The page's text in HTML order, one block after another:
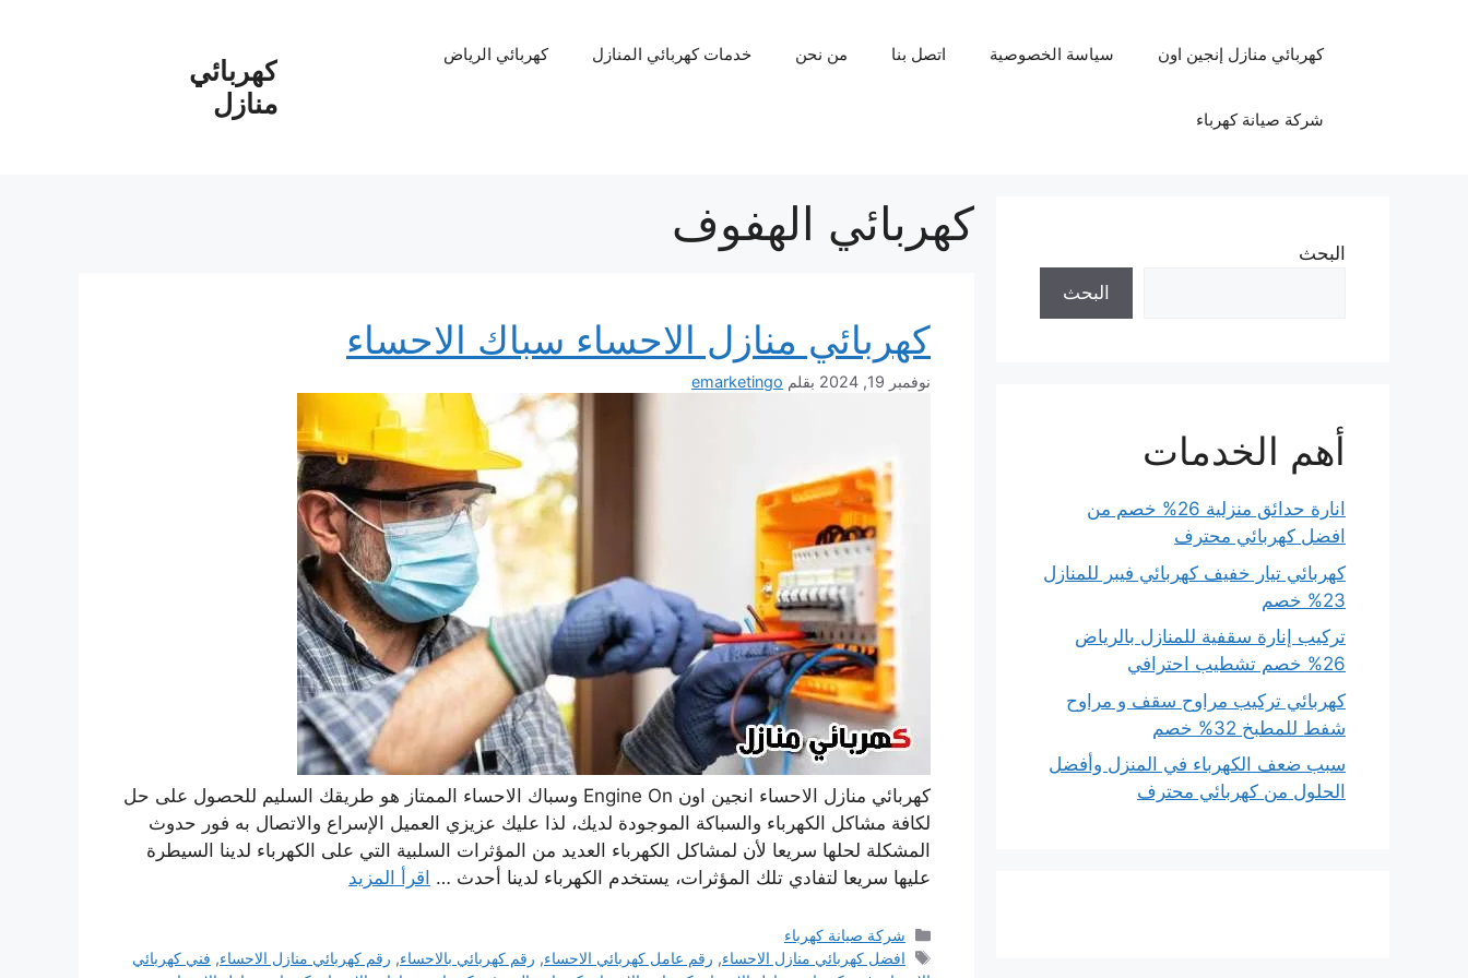
كهربائي
منازل
كهربائي منازل إنجين اون سياسة الخصوصية اتصل بنا من نحن خدمات كهربائي المنازل كهربائي الرياض
شركة صيانة كهرباء
كهربائي الهفوف
كهربائي منازل الاحساء سباك الاحساء
نوفمبر 19, 2024 بقلم emarketingo
كهربائي منازل الاحساء انجين اون Engine On وسباك الاحساء الممتاز هو طريقك السليم للحصول على حل
لكافة مشاكل الكهرباء والسباكة الموجودة لديك، لذا عليك عزيزي العميل الإسراع والاتصال به فور حدوث
المشكلة لحلها سريعا لأن لمشاكل الكهرباء العديد من المؤثرات السلبية التي على الكهرباء لدينا السيطرة
عليها سريعا لتفادي تلك المؤثرات، يستخدم الكهرباء لدينا أحدث … اقرأ المزيد
التصنيفات
شركة صيانة كهرباء
الوسوم
افضل كهربائي منازل الاحساء, رقم عامل كهربائي الاحساء, رقم كهربائي بالاحساء, رقم كهربائي منازل الاحساء, فني كهربائي
البحث
البحث
أهم الخدمات
انارة حدائق منزلية 26% خصم من
افضل كهربائي محترف
كهربائي تيار خفيف كهربائي فيبر للمنازل
23% خصم
تركيب إنارة سقفية للمنازل بالرياض
26% خصم تشطيب احترافي
كهربائي تركيب مراوح سقف و مراوح
شفط للمطبخ 32% خصم
سبب ضعف الكهرباء في المنزل وأفضل
الحلول من كهربائي محترف